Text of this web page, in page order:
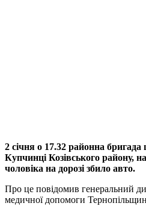
2 січня о 17.32 районна
Купчинці Козівського району,
чоловіка на дорозі збило авто.
Про це повідомив генеральний
медичної допомоги